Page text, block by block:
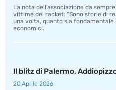
La nota dell’associazione da
vittime del racket: “Sono storie di
una volta, quanto sia
economici.
Il blitz di Palermo,
20 Aprile 2026